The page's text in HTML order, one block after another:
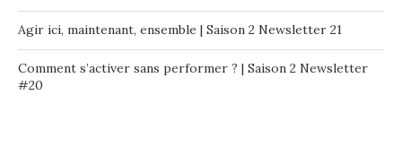
Agir ici, maintenant, ensemble | Saison 2 Newsletter 21
Comment s’activer sans performer ? | Saison 2 Newsletter
#20